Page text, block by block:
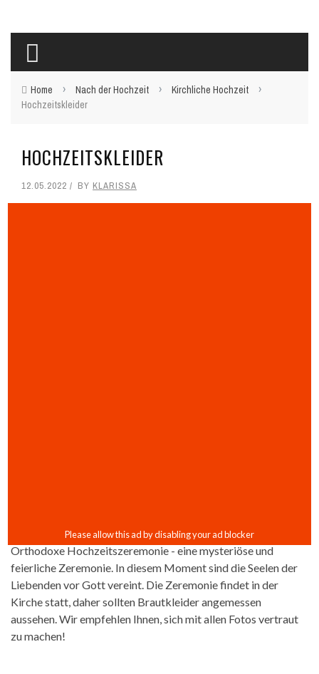
Home › Nach der Hochzeit › Kirchliche Hochzeit ›
Hochzeitskleider
HOCHZEITSKLEIDER
12.05.2022 BY KLARISSA
Orthodoxe Hochzeitszeremonie - eine mysteriöse und
feierliche Zeremonie. In diesem Moment sind die Seelen der
Liebenden vor Gott vereint. Die Zeremonie findet in der
Kirche statt, daher sollten Brautkleider angemessen
aussehen. Wir empfehlen Ihnen, sich mit allen Fotos vertraut
zu machen!